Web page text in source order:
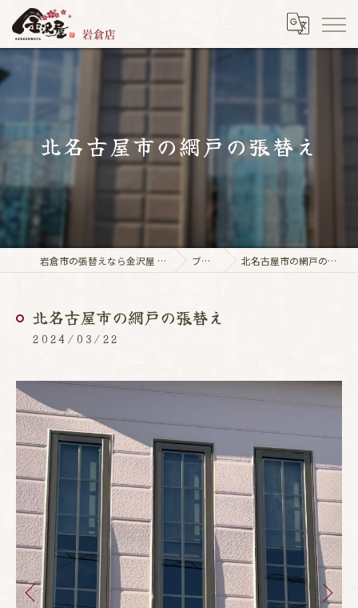
北名古屋市の網戸の張替え
岩倉市の張替えなら金沢屋 岩倉店 ブログ 北名古屋市の網戸の張替え
北名古屋市の網戸の張替え
2024/03/22